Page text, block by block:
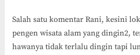
Salah satu komentar Rani, kesini
pengen wisata alam yang dingin2,
hawanya tidak terlalu dingin tapi